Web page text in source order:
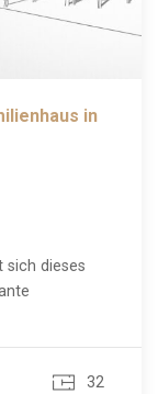
in
sich dieses
32